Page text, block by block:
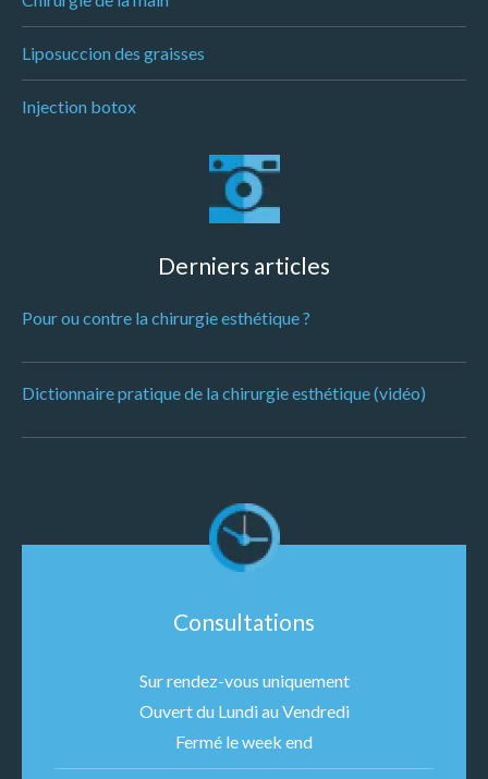
Liposuccion des graisses
Injection botox
Derniers articles
Pour ou contre la chirurgie esthétique ?
Dictionnaire pratique de la chirurgie esthétique (vidéo)
Consultations
Sur rendez-vous uniquement
Ouvert du Lundi au Vendredi
Fermé le week end